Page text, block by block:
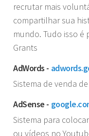
recrutar mais
compartilhar sua
mundo. Tudo isso é
Grants
AdWords -
Sistema de venda
AdSense -
Sistema para
ou vídeos no